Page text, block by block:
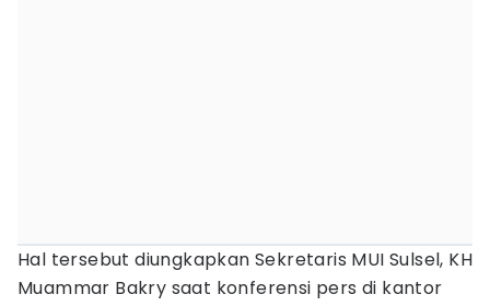
Hal tersebut diungkapkan Sekretaris MUI Sulsel, KH
Muammar Bakry saat konferensi pers di kantor